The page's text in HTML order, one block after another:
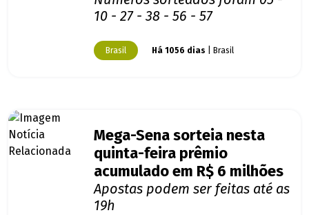
10 - 27 - 38 - 56 - 57
Brasil Há 1056 dias | Brasil
Mega-Sena sorteia nesta
quinta-feira prêmio
acumulado em R$ 6 milhões
Apostas podem ser feitas até as
19h